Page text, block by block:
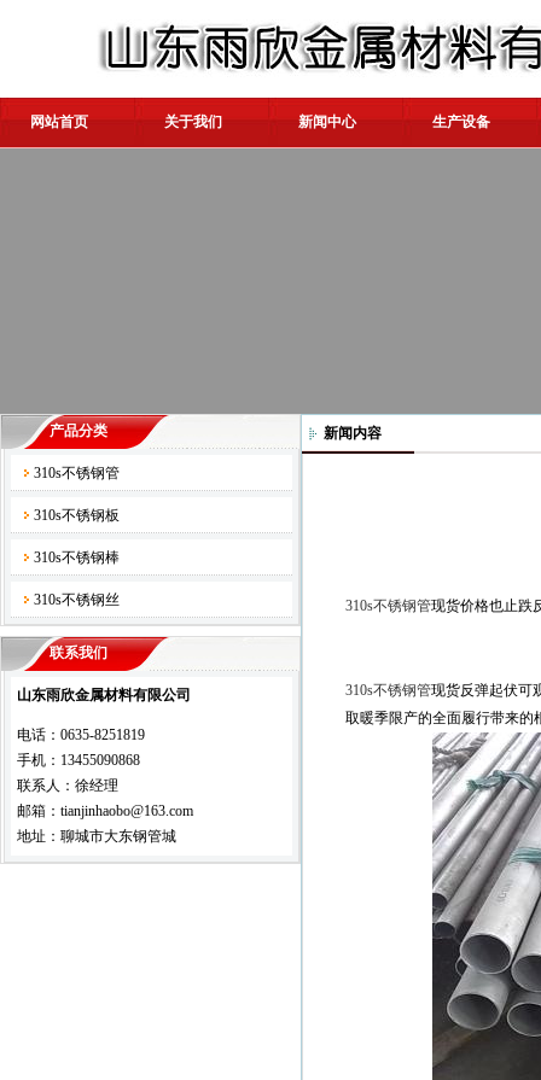
网站首页 关于我们 新闻中心 生产设备
产品分类
310s不锈钢管
310s不锈钢板
310s不锈钢棒
310s不锈钢丝
联系我们
山东雨欣金属材料有限公司
电话：0635-8251819
手机：13455090868
联系人：徐经理
邮箱：tianjinhaobo@163.com
地址：聊城市大东钢管城
新闻内容
310s不锈钢管现货价格也止跌
310s不锈钢管现货反弹起伏可
取暖季限产的全面履行带来的